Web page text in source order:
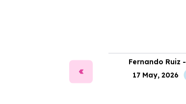
Fernando Ruiz -
17 May, 2026